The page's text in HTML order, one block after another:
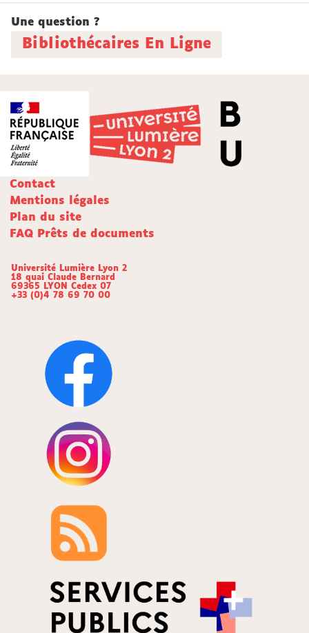
Une question ?
Bibliothécaires En Ligne
Contact
Mentions légales
Plan du site
FAQ Prêts de documents
Université Lumière Lyon 2
18 quai Claude Bernard
69365 LYON Cedex 07
+33 (0)4 78 69 70 00